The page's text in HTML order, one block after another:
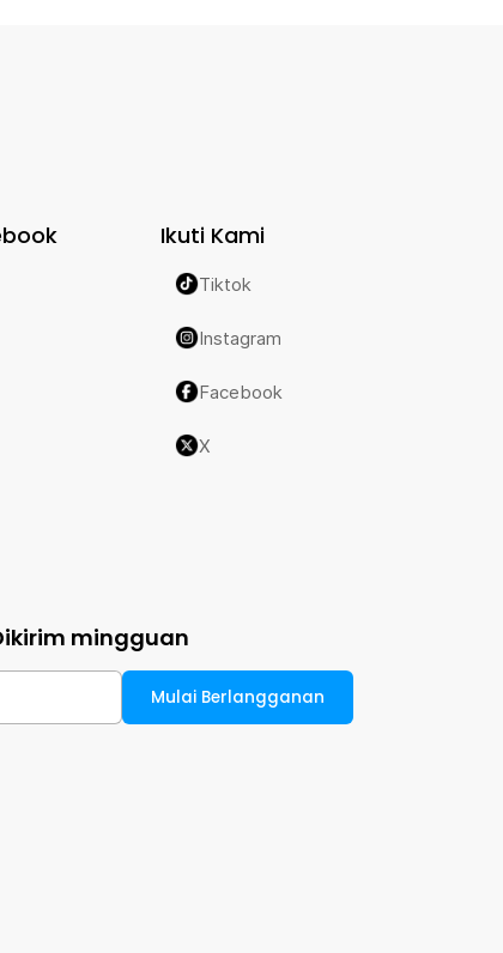
Ikuti Kami
Tiktok
Instagram
Facebook
X
mingguan
Mulai Berlangganan